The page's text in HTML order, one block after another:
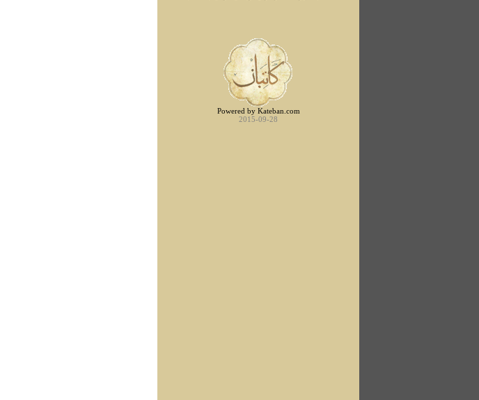
Powered by Kateban.com
2015-09-28